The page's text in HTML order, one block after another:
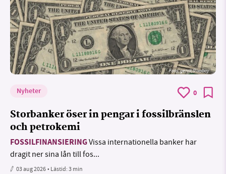
Foto:geralt/Pixabay
Nyheter 0
Storbanker öser in pengar i fossilbränslen
och petrokemi
FOSSILFINANSIERINGVissa internationella banker har
dragit ner sina lån till fos...
03 aug 2026• Lästid:3 min